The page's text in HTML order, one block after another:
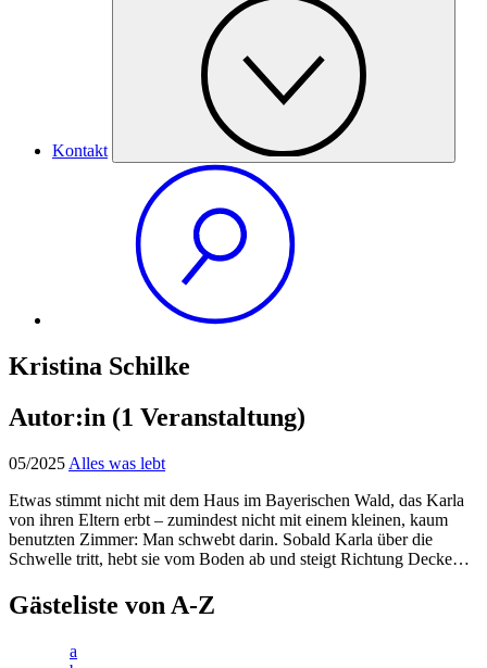
Kontakt
Kristina Schilke
Autor:in (1 Veranstaltung)
05/2025 Alles was lebt
Etwas stimmt nicht mit dem Haus im Bayerischen Wald, das Karla
von ihren Eltern erbt – zumindest nicht mit einem kleinen, kaum
benutzten Zimmer: Man schwebt darin. Sobald Karla über die
Schwelle tritt, hebt sie vom Boden ab und steigt Richtung Decke…
Gästeliste von A-Z
a